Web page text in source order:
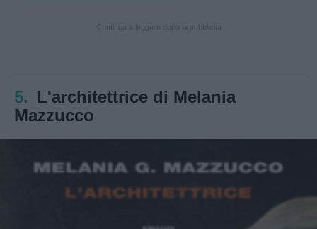
5. L'architettrice di Melania
Mazzucco